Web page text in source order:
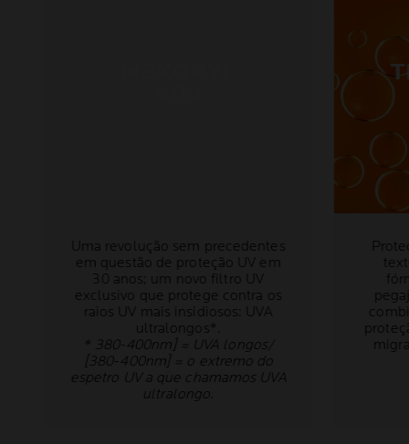
Uma revolução sem precedentes
em questão de proteção UV em
30 anos; um novo filtro UV
exclusivo que protege contra os
raios UV mais insidiosos: UVA
ultralongos*.
* 380-400nm] = UVA longos/
[380-400nm] = o extremo do
espetro UV a que chamamos UVA
ultralongo.